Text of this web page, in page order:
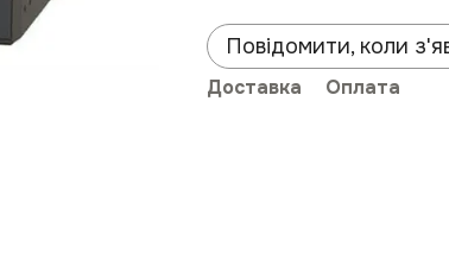
Повідомити, коли
Доставка Оплата